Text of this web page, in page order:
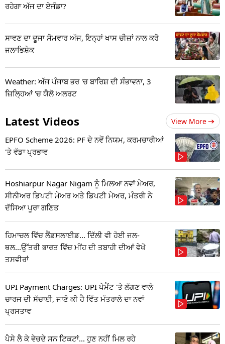
ਰਹੇਗਾ ਅੱਜ ਦਾ ਏਜੰਡਾ?
ਸਾਵਣ ਦਾ ਦੂਜਾ ਸੋਮਵਾਰ ਅੱਜ, ਇਨ੍ਹਾਂ ਖਾਸ ਚੀਜ਼ਾਂ ਨਾਲ ਕਰੋ
ਜਲਾਭਿਸ਼ੇਕ
Weather: ਅੱਜ ਪੰਜਾਬ ਭਰ 'ਚ ਬਾਰਿਸ਼ ਦੀ ਸੰਭਾਵਨਾ, 3
ਜ਼ਿਲ੍ਹਿਆਂ 'ਚ ਯੈਲੋ ਅਲਰਟ
Latest Videos View More
EPFO Scheme 2026: PF ਦੇ ਨਵੇਂ ਨਿਯਮ, ਕਰਮਚਾਰੀਆਂ
'ਤੇ ਵੱਡਾ ਪ੍ਰਭਾਵ
Hoshiarpur Nagar Nigam ਨੂੰ ਮਿਲਆ ਨਵਾਂ ਮੇਅਰ,
ਸੀਨੀਅਰ ਡਿਪਟੀ ਮੇਅਰ ਅਤੇ ਡਿਪਟੀ ਮੇਅਰ, ਮੰਤਰੀ ਨੇ
ਦੱਸਿਆ ਪੂਰਾ ਗਣਿਤ
ਹਿਮਾਚਲ ਵਿੱਚ ਲੈਂਡਸਲਾਈਡ... ਦਿੱਲੀ ਵੀ ਹੋਈ ਜਲ-
ਥਲ...ਉੱਤਰੀ ਭਾਰਤ ਵਿੱਚ ਮੀਂਹ ਦੀ ਤਬਾਹੀ ਦੀਆਂ ਵੇਖੋ
ਤਸਵੀਰਾਂ
UPI Payment Charges: UPI ਪੇਮੈਂਟ 'ਤੇ ਲੱਗਣ ਵਾਲੇ
ਚਾਰਜ ਦੀ ਸੱਚਾਈ, ਜਾਣੋ ਕੀ ਹੈ ਵਿੱਤ ਮੰਤਰਾਲੇ ਦਾ ਨਵਾਂ
ਪ੍ਰਸਤਾਵ
ਪੈਸੇ ਲੈ ਕੇ ਵੇਚਦੇ ਸਨ ਟਿਕਟਾਂ... ਹੁਣ ਨਹੀਂ ਮਿਲ ਰਹੇ